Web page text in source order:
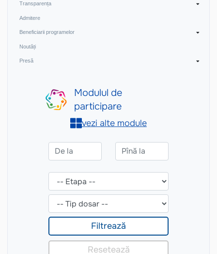
Transparența
Admitere
Beneficiarii programelor
Noutăți
Presă